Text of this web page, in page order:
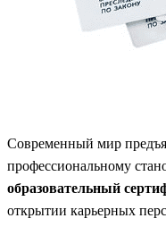
Современный мир
профессиональному
образовательный
открытии карьерных